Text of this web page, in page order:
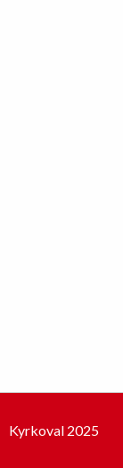
Kyrkoval 2025